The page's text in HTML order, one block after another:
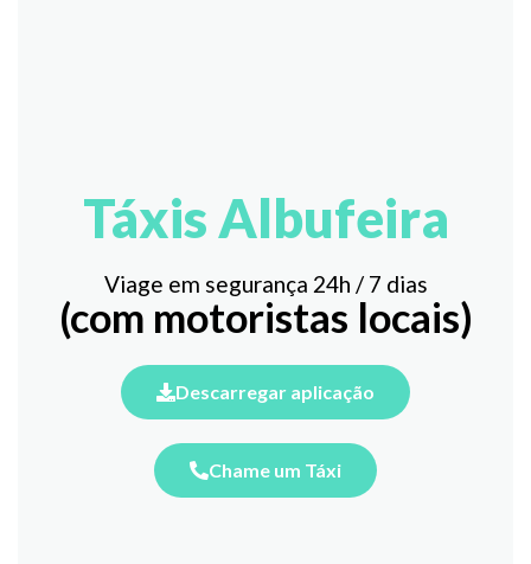
Táxis Albufeira
Viage em segurança 24h / 7 dias
(com motoristas locais)
Descarregar aplicação
Chame um Táxi